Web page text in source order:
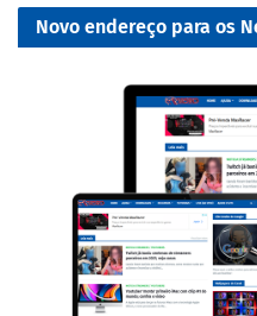
Novo endereço para os